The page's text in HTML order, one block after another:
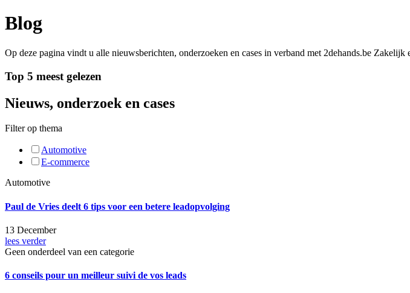
Blog
Op deze pagina vindt u alle nieuwsberichten, onderzoeken en cases in verband met 2dehands.be
Top 5 meest gelezen
Nieuws, onderzoek en cases
Filter op thema
Automotive
E-commerce
Automotive
Paul de Vries deelt 6 tips voor een betere leadopvolging
13 December
lees verder
Geen onderdeel van een categorie
6 conseils pour un meilleur suivi de vos leads